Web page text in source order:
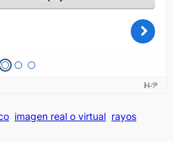
imagen real o virtual rayos